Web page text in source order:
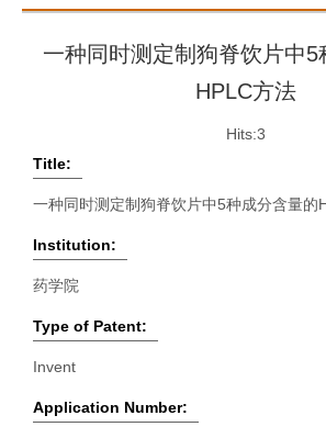
一种同时测定制狗脊饮片中5
HPLC方法
Hits:3
Title:
一种同时测定制狗脊饮片中5种成分含量的
Institution:
药学院
Type of Patent:
Invent
Application Number: